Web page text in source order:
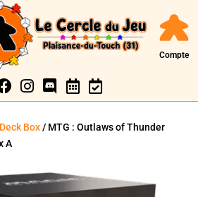
Compte
Deck Box/ MTG : Outlaws of Thunder
A